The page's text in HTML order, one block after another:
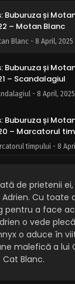
Buburuza și
– Motan Blanc
Blanc - 8 April, 2025
Buburuza și
– Scandalagiul
- 8 April, 2025
Buburuza și
– Marcatorul
timpului - 8
– Ikari Gozen
Gozen - 8 April, 2025
Buburuza și Motan
– Jucătorul
malefic 2.0 - 8
de prietenii
Cu toate
pentru a face
o vede
o aduce în
malefică a lui
Cat Blanc.